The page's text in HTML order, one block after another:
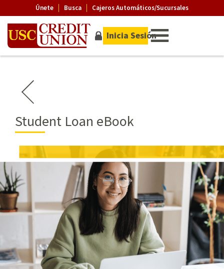
Únete Busca Cajeros Automáticos/Sucursales
Inicia Sesión
Student Loan eBook